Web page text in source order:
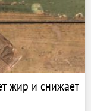
жир и снижает